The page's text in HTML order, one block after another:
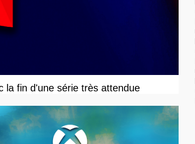
la fin d'une série très attendue